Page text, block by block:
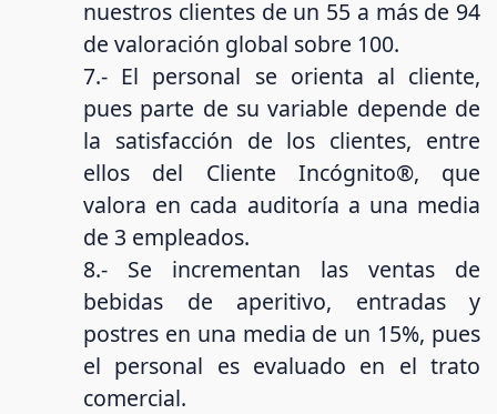
nuestros clientes de un 55 a más de 94
de valoración global sobre 100.
7.- El personal se orienta al cliente,
pues parte de su variable depende de
la satisfacción de los clientes, entre
ellos del Cliente Incógnito®, que
valora en cada auditoría a una media
de 3 empleados.
8.- Se incrementan las ventas de
bebidas de aperitivo, entradas y
postres en una media de un 15%, pues
el personal es evaluado en el trato
comercial.